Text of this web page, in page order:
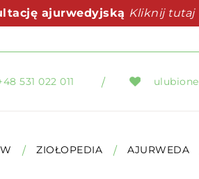
ajurwedyjską Kliknij tutaj
531 022 011 ulubione
ZIOŁOPEDIA AJURWEDA